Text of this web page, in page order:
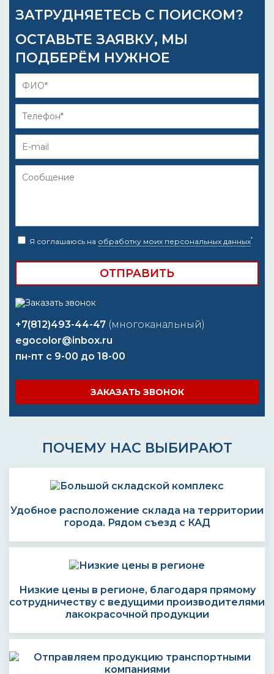
ЗАТРУДНЯЕТЕСЬ С ПОИСКОМ?
ОСТАВЬТЕ ЗАЯВКУ, МЫ
ПОДБЕРЁМ НУЖНОЕ
Я соглашаюсь на обработку моих персональных данных*
+7(812)493-44-47 (многоканальный)
egocolor@inbox.ru
пн-пт с 9-00 до 18-00
ЗАКАЗАТЬ ЗВОНОК
ПОЧЕМУ НАС ВЫБИРАЮТ
Удобное расположение склада на территории
города. Рядом съезд с КАД
Низкие цены в регионе, благодаря прямому
сотрудничеству с ведущими производителями
лакокрасочной продукции